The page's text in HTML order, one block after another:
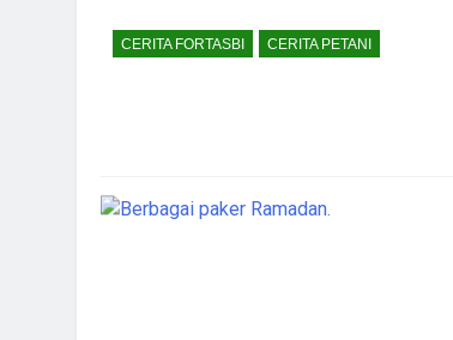
CERITA FORTASBI CERITA PETANI